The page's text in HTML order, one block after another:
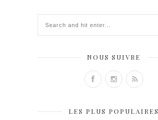
NOUS SUIVRE
LES PLUS POPULAIRES